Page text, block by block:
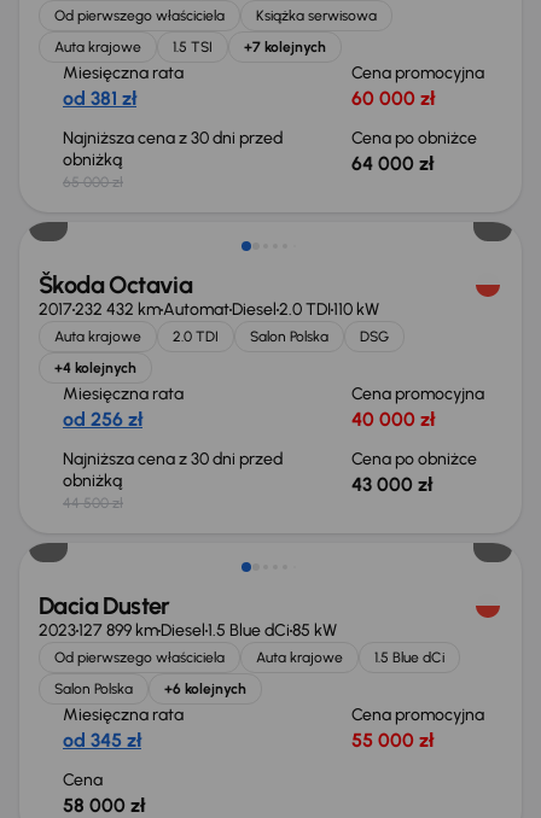
Od pierwszego właściciela
Książka serwisowa
Auta krajowe
1.5 TSI +7 kolejnych
Miesięczna rata
od 381 zł
Cena promocyjna
60 000 zł
Najniższa cena z 30 dni przed
obniżką
65 000 zł
Cena po obniżce
64 000 zł
Taniej o 1 500 zł
Škoda Octavia
2017232 432 kmAutomatDiesel2.0 TDI110 kW
Auta krajowe 2.0 TDI Salon Polska
DSG
+4 kolejnych
Miesięczna rata
od 256 zł
Cena promocyjna
40 000 zł
Najniższa cena z 30 dni przed
obniżką
44 500 zł
Cena po obniżce
43 000 zł
Możliwość odliczenia VAT
Dacia Duster
2023127 899 kmDiesel1.5 Blue dCi85 kW
Od pierwszego właściciela Auta krajowe
1.5 Blue dCi
Salon Polska
+6 kolejnych
Miesięczna rata
od 345 zł
Cena promocyjna
55 000 zł
Cena
58 000 zł